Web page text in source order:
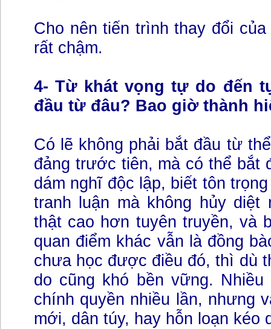
Cho nên tiến trình thay đổi
rất chậm.
4- Từ khát vọng tự do đến
đầu từ đâu? Bao giờ thành
Có lẽ không phải bắt đầu từ
đảng trước tiên, mà có thể bắt
dám nghĩ độc lập, biết tôn
tranh luận mà không hủy diệt
thật cao hơn tuyên truyền, và
quan điểm khác vẫn là đồng
chưa học được điều đó, thì dù
do cũng khó bền vững.
chính quyền nhiều lần, nhưng
mới, dân túy, hay hỗn loạn kéo